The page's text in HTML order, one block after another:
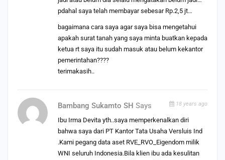
pdahal saya telah membayar sebesar Rp.2,5 jt…
bagaimana cara saya agar saya bisa mengetahui
apakah surat tanah yang saya minta buatkan kepada
ketua rt saya itu sudah masuk atau belum kekantor
pemerintahan????
terimakasih..
Bambang Sukamto SH Says 18 years ago
Ibu Irma Devita yth..saya memperkenalkan diri
bahwa saya dari PT Kantor Tata Usaha Versluis Ind
.Kami pegang data aset RVE_RVO_Eigendom milik
WNI seluruh Indonesia.Bila klien ibu ada kesulitan